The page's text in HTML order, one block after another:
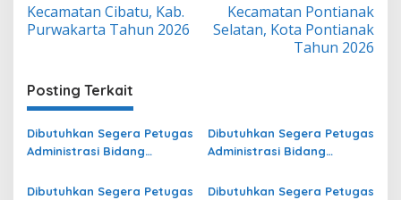
Kecamatan Cibatu, Kab.
Purwakarta Tahun 2026
Kecamatan Pontianak
Selatan, Kota Pontianak
Tahun 2026
Posting Terkait
Dibutuhkan Segera Petugas
Administrasi Bidang
Pasuruan Terbaru
Dibutuhkan Segera Petugas
Administrasi Bidang
di Lahat Terbaru
Dibutuhkan Segera Petugas
Dibutuhkan Segera Petugas